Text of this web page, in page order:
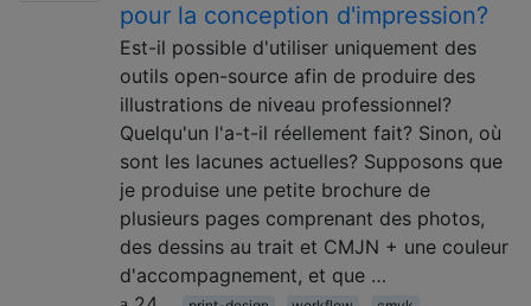
pour la conception d'impression?
Est-il possible d'utiliser uniquement des
outils open-source afin de produire des
illustrations de niveau professionnel?
Quelqu'un l'a-t-il réellement fait? Sinon, où
sont les lacunes actuelles? Supposons que
je produise une petite brochure de
plusieurs pages comprenant des photos,
des dessins au trait et CMJN + une couleur
d'accompagnement, et que …